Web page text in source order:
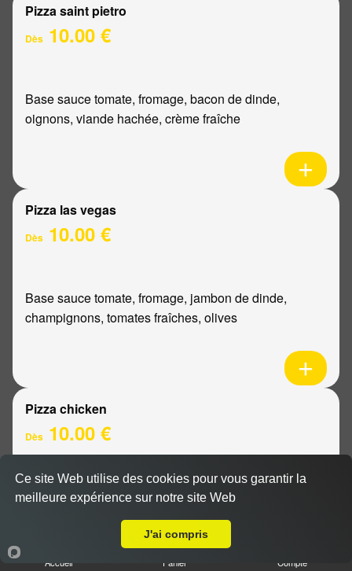
Pizza saint pietro
Dès 10.00 €
Base sauce tomate, fromage, bacon de dinde,
oignons, viande hachée, crème fraîche
Pizza las vegas
Dès 10.00 €
Base sauce tomate, fromage, jambon de dinde,
champignons, tomates fraîches, olives
Pizza chicken
Dès 10.00 €
Base sauce tomate, fromage, poulet, poivrons,
Accueil Panier Compte
Ce site Web utilise des cookies pour vous garantir la
meilleure expérience sur notre site Web
J'ai compris